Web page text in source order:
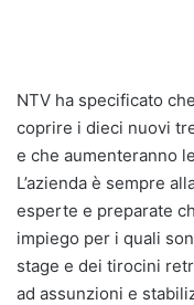
NTV ha specificato
coprire i dieci nuovi
e che aumenteranno
L’azienda è sempre
esperte e preparate
impiego per i quali
stage e dei tirocini
ad assunzioni e